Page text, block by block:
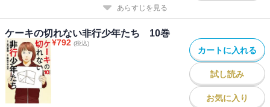
あらすじを見る
ケーキの切れない非行少年たち 10巻
¥792 (税込)
カートに入れる
試し読み
お気に入り